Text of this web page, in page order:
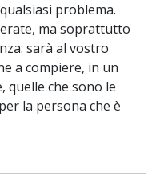
problema.
ma soprattutto
sarà al vostro
a compiere, in un
quelle che sono le
la persona che è